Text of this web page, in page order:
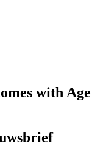
with Age